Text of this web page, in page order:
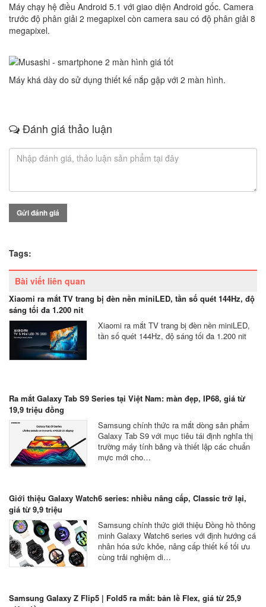
Máy chạy hệ điều Android 5.1 với giao diện Android gốc. Camera
trước độ phân giải 2 megapixel còn camera sau có độ phân giải 8
megapixel.
Máy khá dày do sử dụng thiết kế nắp gập với 2 màn hình.
Đánh giá thảo luận
Gửi đánh giá
Tags:
Bài viết liên quan
Xiaomi ra mắt TV trang bị đèn nền miniLED, tần số quét 144Hz, độ
sáng tối đa 1.200 nit
Xiaomi ra mắt TV trang bị đèn nền miniLED,
tần số quét 144Hz, độ sáng tối đa 1.200 nit
Ra mắt Galaxy Tab S9 Series tại Việt Nam: màn đẹp, IP68, giá từ
19,9 triệu đồng
Samsung chính thức ra mắt dòng sản phẩm
Galaxy Tab S9 với mục tiêu tái định nghĩa thị
trường máy tính bảng và thiết lập các chuẩn
mực mới cho…
Giới thiệu Galaxy Watch6 series: nhiều nâng cấp, Classic trở lại,
giá từ 9,9 triệu
Samsung chính thức giới thiệu Đồng hồ thông
minh Galaxy Watch6 series với định hướng cá
nhân hóa sức khỏe, nâng cấp thiết kế tối ưu
cùng trải nghiệm di…
Samsung Galaxy Z Flip5 | Fold5 ra mắt: bản lề Flex, giá từ 25,9